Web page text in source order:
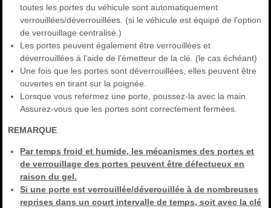
toutes les portes du véhicule sont automatiquement
verrouillées/déverrouillées. (si le véhicule est équipé de l'option
de verrouillage centralisé.)
Les portes peuvent également être verrouillées et
déverrouillées à l'aide de l'émetteur de la clé. (le cas échéant)
Une fois que les portes sont déverrouillées, elles peuvent être
ouvertes en tirant sur la poignée.
Lorsque vous refermez une porte, poussez-la avec la main.
Assurez-vous que les portes sont correctement fermées.
REMARQUE
Par temps froid et humide, les mécanismes des portes et
de verrouillage des portes peuvent être défectueux en
raison du gel.
Si une porte est verrouillée/déverouillée à de nombreuses
reprises dans un court intervalle de temps, soit avec la clé